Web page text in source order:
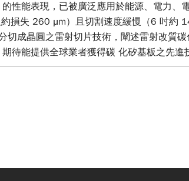
性能表現，已被廣泛應用於能源、電力、
損失 260 μm）且切割速度緩慢（6 吋約
成晶圓之雷射切片技術，闡述雷射改質
待能提供全球業者獲得碳 化矽基板之先進